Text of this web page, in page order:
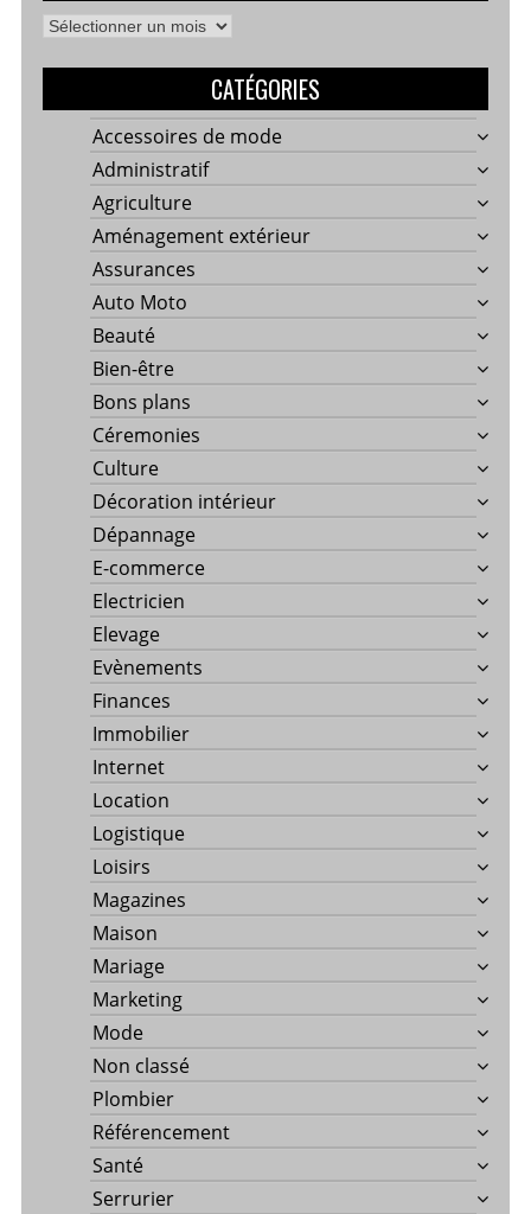
Archives
CATÉGORIES
Accessoires de mode
Administratif
Agriculture
Aménagement extérieur
Assurances
Auto Moto
Beauté
Bien-être
Bons plans
Céremonies
Culture
Décoration intérieur
Dépannage
E-commerce
Electricien
Elevage
Evènements
Finances
Immobilier
Internet
Location
Logistique
Loisirs
Magazines
Maison
Mariage
Marketing
Mode
Non classé
Plombier
Référencement
Santé
Serrurier